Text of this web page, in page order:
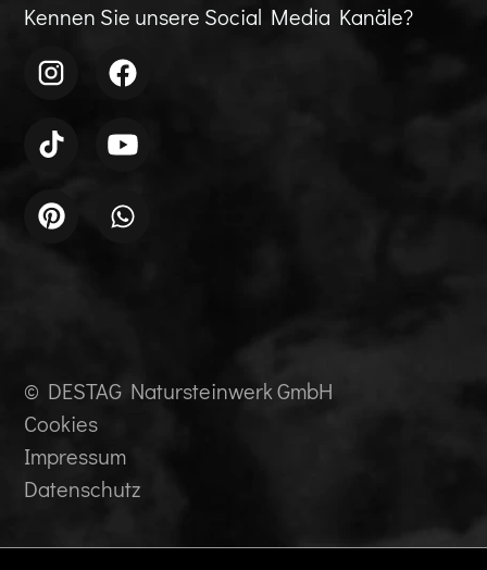
Kennen Sie unsere Social Media Kanäle?
© DESTAG Natursteinwerk GmbH
Cookies
Impressum
Datenschutz